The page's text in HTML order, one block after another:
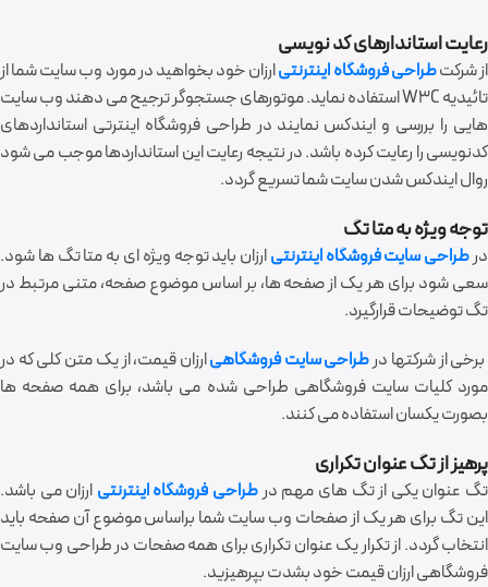
رعایت استاندارهای کد نویسی
از شرکتطراحی فروشگاه اینترنتیارزان خود بخواهید در مورد وب سایت شما از
تائیدیه W3C استفاده نماید. موتورهای جستجوگر ترجیح می دهند وب سایت
هایی را بررسی و ایندکس نمایند در طراحی فروشگاه اینترتی استانداردهای
کدنویسی را رعایت کرده باشد. در نتیجه رعایت این استانداردها موجب می شود
روال ایندکس شدن سایت شما تسریع گردد.
توجه ویژه به متا تگ
در طراحی سایت فروشگاه اینترنتیارزان باید توجه ویژه ای به متا تگ ها شود.
سعی شود برای هر یک از صفحه ها، بر اساس موضوع صفحه، متنی مرتبط در
تگ توضیحات قرارگیرد.
برخی از شرکتها در طراحی سایت فروشگاهیارزان قیمت، از یک متن کلی که در
مورد کلیات سایت فروشگاهی طراحی شده می باشد، برای همه صفحه ها
بصورت یکسان استفاده می کنند.
پرهیز از تگ عنوان تکراری
تگ عنوان یکی از تگ های مهم در طراحی فروشگاه اینترنتی ارزان می باشد.
این تگ برای هر یک از صفحات وب سایت شما براساس موضوع آن صفحه باید
انتخاب گردد. از تکرار یک عنوان تکراری برای همه صفحات در طراحی وب سایت
فروشگاهی ارزان قیمت خود بشدت بپرهیزید.